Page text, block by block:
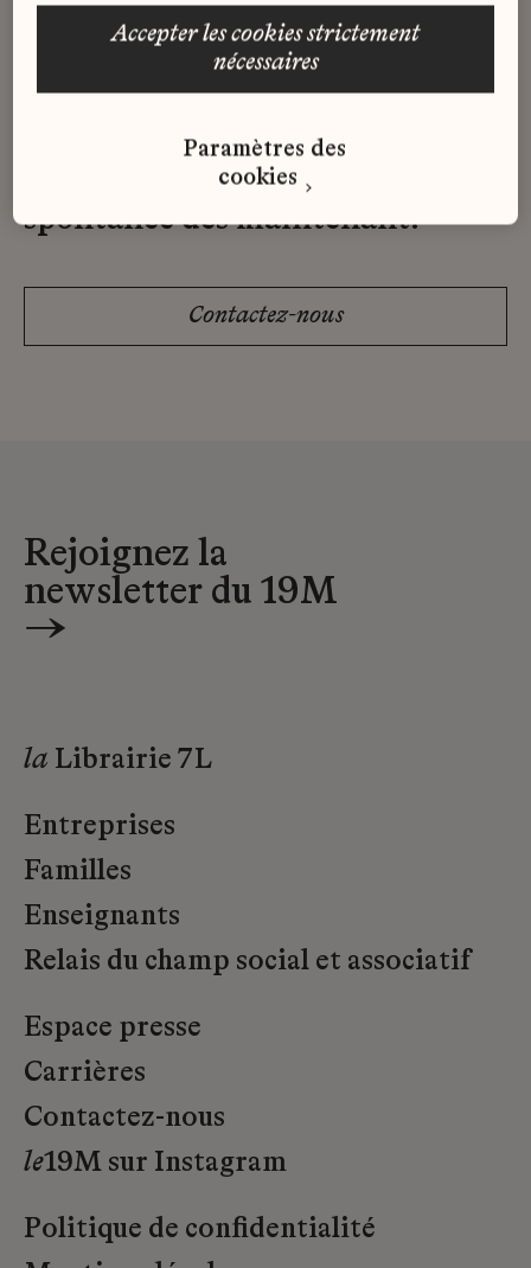
Vous n'avez pas trouvé d'offre
qui correspond à votre profil ?
Envoyez-nous votre candidature
spontanée dès maintenant.
Contactez-nous
Rejoignez la
newsletter du 19M
→
la Librairie 7L
Entreprises
Familles
Enseignants
Relais du champ social et associatif
Espace presse
Carrières
Contactez-nous
le19M sur Instagram
Politique de confidentialité
accepter les cookies strictement
nécessaires
Paramètres des
cookies